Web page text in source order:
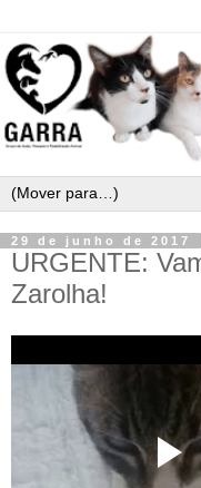
29 de junho de 2017
URGENTE:
Zarolha!